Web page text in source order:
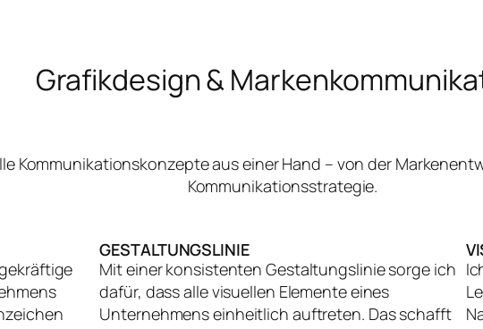
Grafikdesign &
Kommunikationskonzepte aus einer Hand – von der
Kommunikationsstrategie.
GESTALTUNGSLINIE
Mit einer konsistenten Gestaltungslinie sorge ich
dafür, dass alle visuellen Elemente eines
Unternehmens einheitlich auftreten. Das schafft